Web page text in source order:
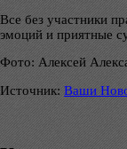
Все без участники
эмоций и приятные
Фото: Алексей
Источник: Ваши